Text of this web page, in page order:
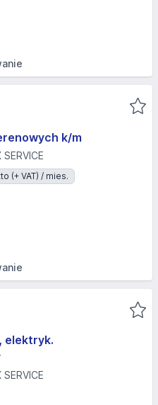
k/m
(+ VAT) / mies.
elektryk.